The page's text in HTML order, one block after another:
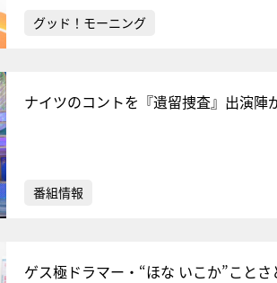
グッド！モーニング
ナイツのコントを『遺留捜査』出演陣
番組情報
ゲス極ドラマー・“ほな いこか”こと